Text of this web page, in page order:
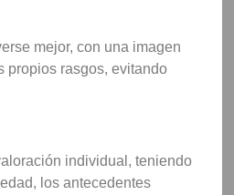
mejor, con una imagen
propios rasgos, evitando
individual, teniendo
los antecedentes